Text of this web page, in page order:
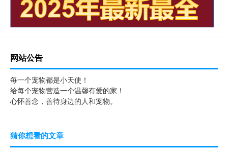
网站公告
每一个宠物都是小天使！
给每个宠物营造一个温馨有爱的家！
心怀善念，善待身边的人和宠物。
猜你想看的文章